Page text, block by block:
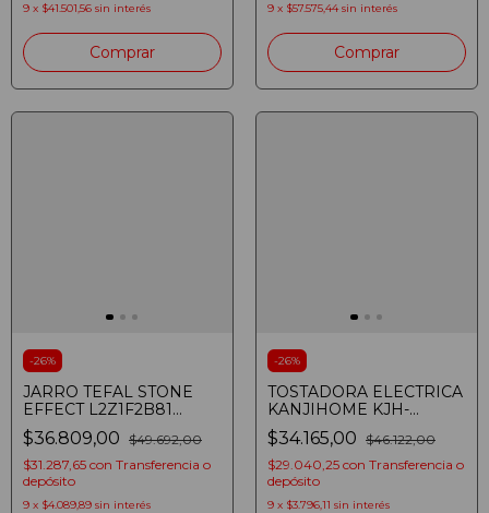
9 x $41.501,56 sin interés 9 x $57.575,44 sin interés
-26%
JARRO TEFAL STONE
EFFECT L2Z1F2B81
ALUMINIO 14CM
$36.809,00 $49.692,00
$31.287,65 con Transferencia o
depósito
9 x $4.089,89 sin interés
-26%
TOSTADORA ELECTRICA
KANJIHOME KJH-
TM900SEC01/2 900W
PLATEADA
$34.165,00 $46.122,00
$29.040,25 con Transferencia o
depósito
9 x $3.796,11 sin interés